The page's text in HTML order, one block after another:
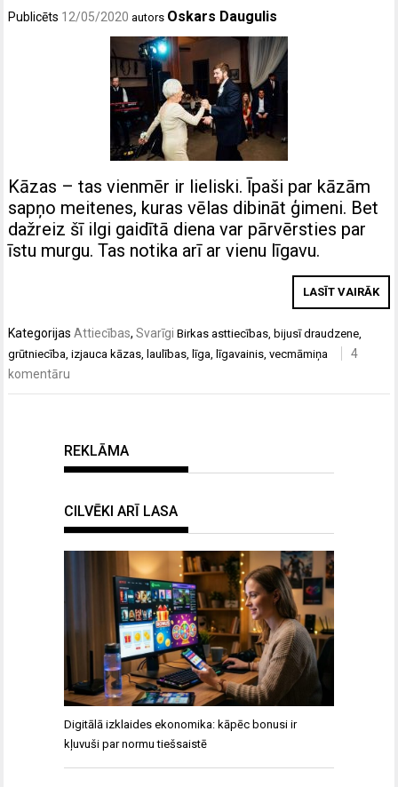
Publicēts 12/05/2020 autors Oskars Daugulis
Kāzas – tas vienmēr ir lieliski. Īpaši par kāzām
sapņo meitenes, kuras vēlas dibināt ģimeni. Bet
dažreiz šī ilgi gaidītā diena var pārvērsties par
īstu murgu. Tas notika arī ar vienu līgavu.
LASĪT VAIRĀK
KategorijasAttiecības,Svarīgi Birkasasttiecības, bijusī draudzene,
grūtniecība,izjauca kāzas, laulības, līga, līgavainis,vecmāmiņa
4
komentāru
REKLĀMA
CILVĒKI ARĪ LASA
Digitālā izklaides ekonomika: kāpēc bonusi ir
kļuvuši par normu tiešsaistē